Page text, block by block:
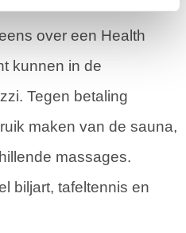
over een Health
kunnen in de
Tegen betaling
maken van de sauna,
massages.
biljart, tafeltennis en